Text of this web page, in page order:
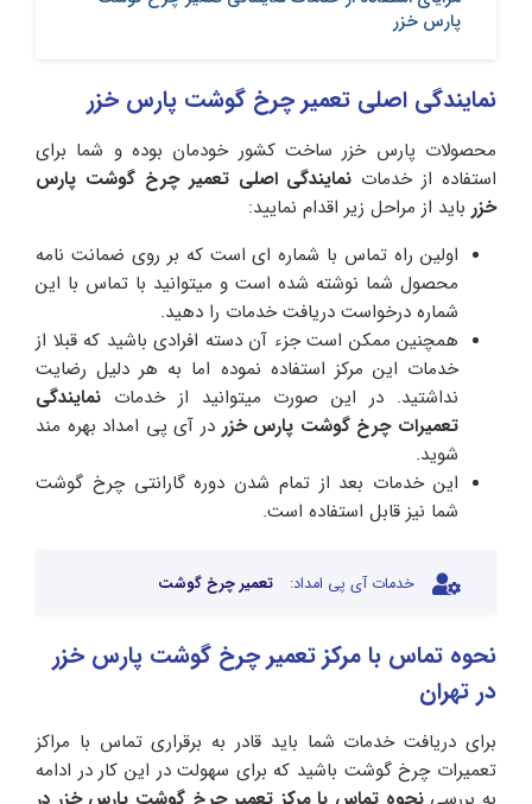
پارس خزر
نمایندگی اصلی تعمیر چرخ گوشت پارس خزر
محصولات پارس خزر ساخت کشور خودمان بوده و شما برای
استفاده از خدمات نمایندگی اصلی تعمیر چرخ گوشت پارس
خزر باید از مراحل زیر اقدام نمایید:
اولین راه تماس با شماره ای است که بر روی ضمانت نامه
محصول شما نوشته شده است و میتوانید با تماس با این
شماره درخواست دریافت خدمات را دهید.
همچنین ممکن است جزء آن دسته افرادی باشید که قبلا از
خدمات این مرکز استفاده نموده اما به هر دلیل رضایت
نداشتید. در این صورت میتوانید از خدمات نمایندگی
تعمیرات چرخ گوشت پارس خزر در آی پی امداد بهره مند
شوید.
این خدمات بعد از تمام شدن دوره گارانتی چرخ گوشت
شما نیز قابل استفاده است.
خدمات آی پی امداد: تعمیر چرخ گوشت
نحوه تماس با مرکز تعمیر چرخ گوشت پارس خزر
در تهران
برای دریافت خدمات شما باید قادر به برقراری تماس با مراکز
تعمیرات چرخ گوشت باشید که برای سهولت در این کار در ادامه